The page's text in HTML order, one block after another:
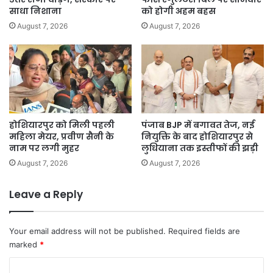
साधा निशाना
August 7, 2026
को होगी अहम बहस
August 7, 2026
होशियारपुर को मिली पहली
महिला मेयर, प्रवीण सैनी के
नाम पर लगी मुहर
August 7, 2026
पंजाब BJP में बगावत तेज, नई
नियुक्ति के बाद होशियारपुर से
लुधियाना तक इस्तीफों की झड़ी
August 7, 2026
Leave a Reply
Your email address will not be published. Required fields are
marked *